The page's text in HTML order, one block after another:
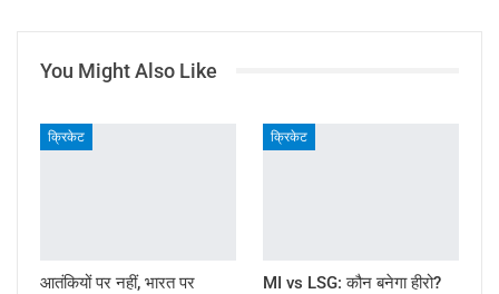
You Might Also Like
क्रिकेट
आतंकियों पर नहीं, भारत पर
क्रिकेट
MI vs LSG: कौन बनेगा हीरो?